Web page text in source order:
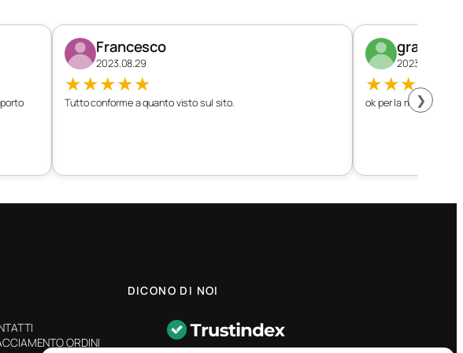
Francesco
2023.08.29
★★★★★
Tutto conforme a quanto visto sul sito.
graziano
2023.08.26
★★★★
ok per la mia vettura
❯
ORDINI
DICONO DI NOI